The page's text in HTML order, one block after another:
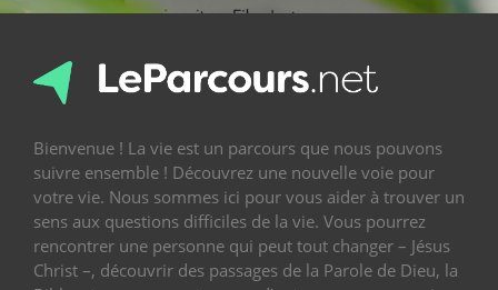
Bienvenue ! La vie est un parcours que nous pouvons
suivre ensemble ! Découvrez une nouvelle voie pour
votre vie. Nous sommes ici pour vous aider à trouver un
sens aux questions difficiles de la vie. Vous pourrez
rencontrer une personne qui peut tout changer – Jésus
Christ –, découvrir des passages de la Parole de Dieu, la